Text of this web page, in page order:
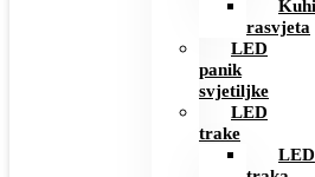
rasvjeta
LED
panik
svjetiljke
LED
trake
LED